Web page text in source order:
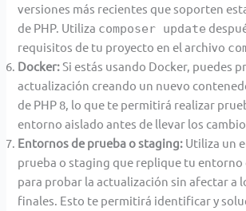
versiones más recientes que soporten
de PHP. Utiliza composer update
requisitos de tu proyecto en el archivo
Docker:Si estás usando Docker, puedes
actualización creando un nuevo
de PHP 8, lo que te permitirá realizar
entorno aislado antes de llevar los
Entornos de prueba o staging: Utiliza un
prueba o staging que replique tu entorno
para probar la actualización sin afectar a
finales. Esto te permitirá identificar y